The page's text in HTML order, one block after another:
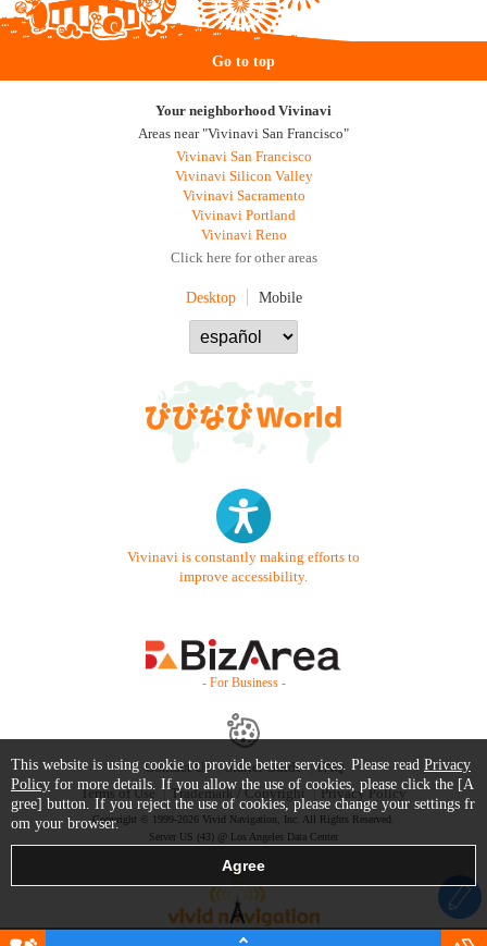
Go to top
Your neighborhood Vivinavi
Areas near "Vivinavi San Francisco"
Vivinavi San Francisco
Vivinavi Silicon Valley
Vivinavi Sacramento
Vivinavi Portland
Vivinavi Reno
Click here for other areas
Desktop Mobile
Vivinavi is constantly making efforts to
improve accessibility.
- For Business -
Contact Us Starter Guide
FAQ
Terms of Use
Trademark / Copyright Privacy Policy
Copyright © 1999-2026 Vivid Navigation, Inc. All Rights Reserved.
Server US (43) @ Los Angeles Data Center
This website is using cookie to provide better services. Please read Privacy
Policy for more details. If you allow the use of cookies, please click the [A
gree] button. If you reject the use of cookies, please change your settings fr
om your browser.